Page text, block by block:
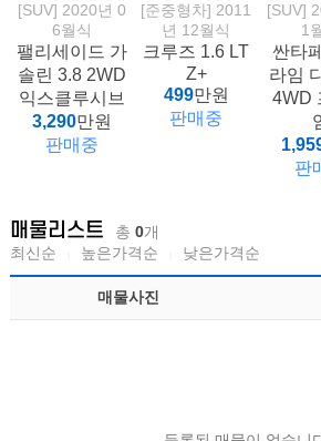
[SUV] 2020년 0
6월식
팰리세이드 가
솔린 3.8 2WD
익스클루시브
3,290만원
판매중
[준중형차] 2011
년 12월식
크루즈 1.6 LT
Z+
499만원
판매중
[SUV]
1
싼타
라임
4WD
판
매물리스트 총 0개
최신순
높은가격순 낮은가격순
매물사진